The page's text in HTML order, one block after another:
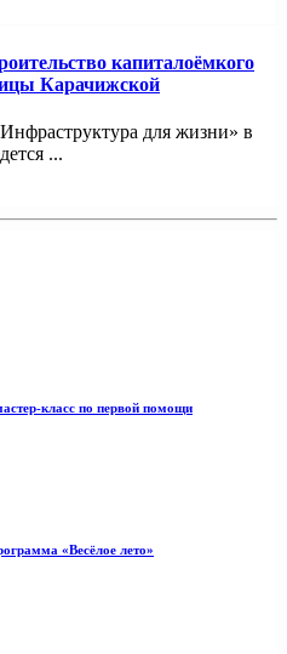
капиталоёмкого
Карачижской
для жизни» в
...
класс по первой помощи
«Весёлое лето»